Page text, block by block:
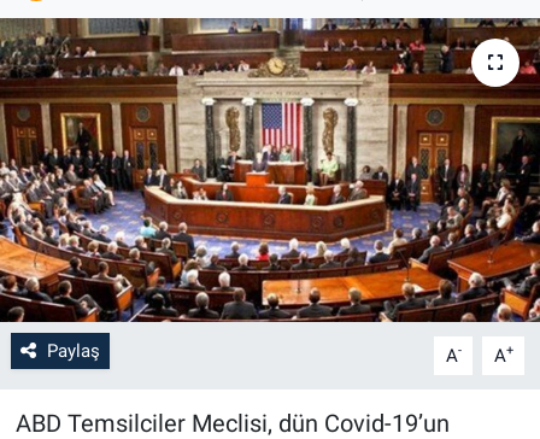
Paylaş A- A+
ABD Temsilciler Meclisi, dün Covid-19’un